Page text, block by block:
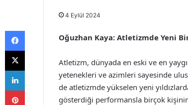
4 Eylül 2024
Oğuzhan Kaya: Atletizmde Yeni Bir
Atletizm, dünyada en eski ve en
yetenekleri ve azimleri sayesinde
de atletizmde yükselen yeni
gösterdiği performansla birçok kişinin
Facebook
X
LinkedIn
Pinterest